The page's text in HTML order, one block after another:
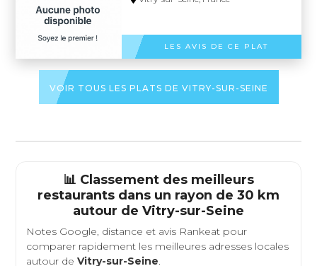
LES AVIS DE CE PLAT
VOIR TOUS LES PLATS DE VITRY-SUR-SEINE
📊 Classement des meilleurs
restaurants dans un rayon de 30 km
autour de Vitry-sur-Seine
Notes Google, distance et avis Rankeat pour
comparer rapidement les meilleures adresses locales
autour deVitry-sur-Seine.